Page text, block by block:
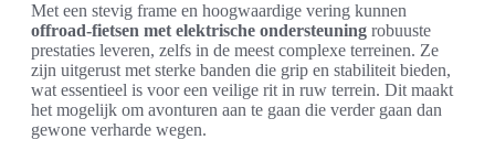
Met een stevig frame en hoogwaardige vering kunnen
offroad-fietsen met elektrische ondersteuning robuuste
prestaties leveren, zelfs in de meest complexe terreinen. Ze
zijn uitgerust met sterke banden die grip en stabiliteit bieden,
wat essentieel is voor een veilige rit in ruw terrein. Dit maakt
het mogelijk om avonturen aan te gaan die verder gaan dan
gewone verharde wegen.